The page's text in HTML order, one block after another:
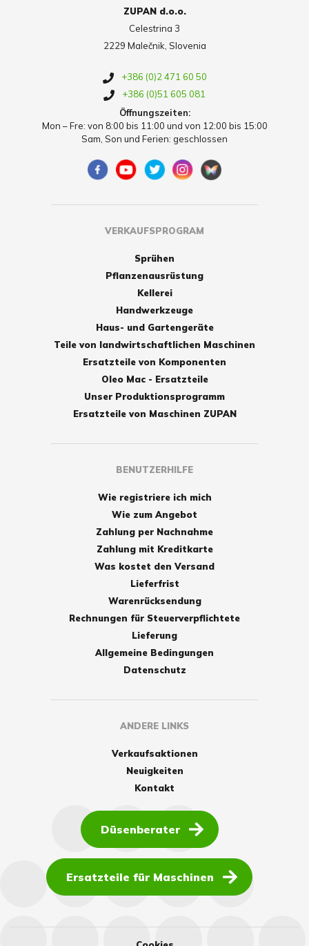
ZUPAN d.o.o.
Celestrina 3
2229 Malečnik, Slovenia
+386 (0)2 471 60 50
+386 (0)51 605 081
Öffnungszeiten:
Mon – Fre: von 8:00 bis 11:00 und von 12:00 bis 15:00
Sam, Son und Ferien: geschlossen
VERKAUFSPROGRAM
Sprühen
Pflanzenausrüstung
Kellerei
Handwerkzeuge
Haus- und Gartengeräte
Teile von landwirtschaftlichen Maschinen
Ersatzteile von Komponenten
Oleo Mac - Ersatzteile
Unser Produktionsprogramm
Ersatzteile von Maschinen ZUPAN
BENUTZERHILFE
Wie registriere ich mich
Wie zum Angebot
Zahlung per Nachnahme
Zahlung mit Kreditkarte
Was kostet den Versand
Lieferfrist
Warenrücksendung
Rechnungen für Steuerverpflichtete
Lieferung
Allgemeine Bedingungen
Datenschutz
ANDERE LINKS
Verkaufsaktionen
Neuigkeiten
Kontakt
Düsenberater
Ersatzteile für Maschinen